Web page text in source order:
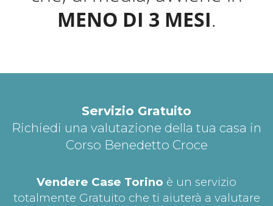
MENO DI 3 MESI.
Servizio Gratuito
Richiedi una valutazione della tua casa in
Corso Benedetto Croce
Vendere Case Torino è un servizio
totalmente Gratuito che ti aiuterà a valutare